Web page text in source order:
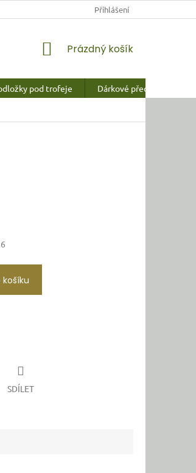
Přihlášení
NÁKUPNÍ
Prázdný košík
pod trofeje
Dárkové předměty a
SDÍLET